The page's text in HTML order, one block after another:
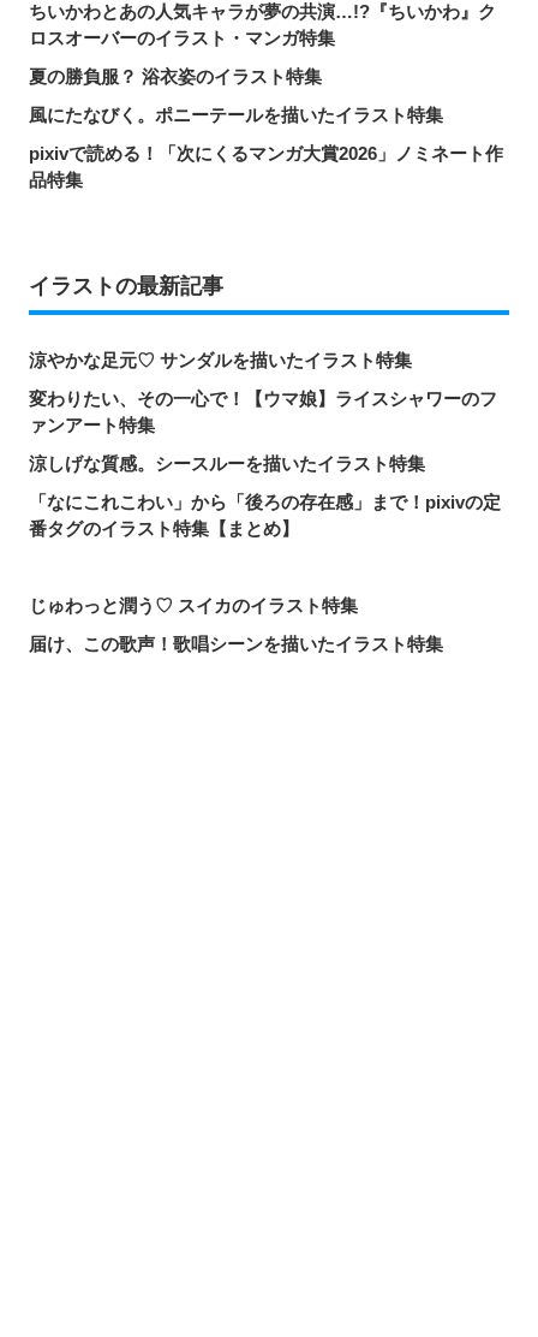
ちいかわとあの人気キャラが夢の共演…!?『ちいかわ』ク
ロスオーバーのイラスト・マンガ特集
夏の勝負服？ 浴衣姿のイラスト特集
風にたなびく。ポニーテールを描いたイラスト特集
pixivで読める！「次にくるマンガ大賞2026」ノミネート作
品特集
イラストの最新記事
涼やかな足元♡ サンダルを描いたイラスト特集
変わりたい、その一心で！【ウマ娘】ライスシャワーのフ
ァンアート特集
涼しげな質感。シースルーを描いたイラスト特集
「なにこれこわい」から「後ろの存在感」まで！pixivの定
番タグのイラスト特集【まとめ】
じゅわっと潤う♡ スイカのイラスト特集
届け、この歌声！歌唱シーンを描いたイラスト特集